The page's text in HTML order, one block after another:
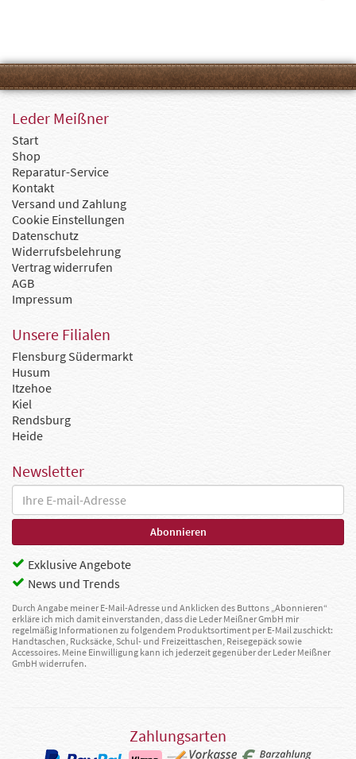
Leder Meißner
Start
Shop
Reparatur-Service
Kontakt
Versand und Zahlung
Cookie Einstellungen
Datenschutz
Widerrufsbelehrung
Vertrag widerrufen
AGB
Impressum
Unsere Filialen
Flensburg Südermarkt
Husum
Itzehoe
Kiel
Rendsburg
Heide
Newsletter
Exklusive Angebote
News und Trends
Durch Angabe meiner E-Mail-Adresse und Anklicken des Buttons „Abonnieren“
erkläre ich mich damit einverstanden, dass die Leder Meißner GmbH mir
regelmäßig Informationen zu folgendem Produktsortiment per E-Mail zuschickt:
Handtaschen, Rucksäcke, Schul- und Freizeittaschen, Reisegepäck sowie
Accessoires. Meine Einwilligung kann ich jederzeit gegenüber der Leder Meißner
GmbH widerrufen.
Zahlungsarten